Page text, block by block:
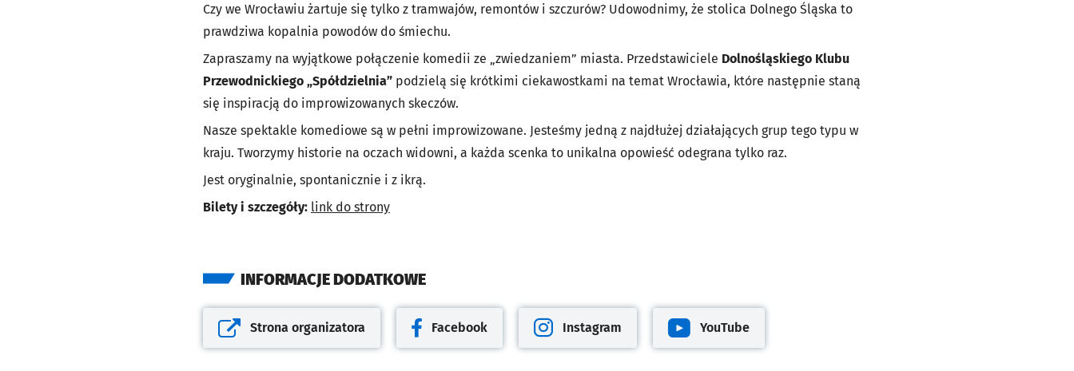
Czy we Wrocławiu żartuje się tylko z tramwajów, remontów i szczurów? Udowodnimy, że stolica Dolnego Śląska to
prawdziwa kopalnia powodów do śmiechu.
Zapraszamy na wyjątkowe połączenie komedii ze „zwiedzaniem” miasta. Przedstawiciele Dolnośląskiego Klubu
Przewodnickiego „Spółdzielnia” podzielą się krótkimi ciekawostkami na temat Wrocławia, które następnie staną
się inspiracją do improwizowanych skeczów.
Nasze spektakle komediowe są w pełni improwizowane. Jesteśmy jedną z najdłużej działających grup tego typu w
kraju. Tworzymy historie na oczach widowni, a każda scenka to unikalna opowieść odegrana tylko raz.
Jest oryginalnie, spontanicznie i z ikrą.
Bilety i szczegóły: link do strony
INFORMACJE DODATKOWE
Otwiera się w nowej karcie
Strona organizatora
Otwiera się w nowej karcie
Facebook
Otwiera się w nowej karcie
Instagram
Otwiera się w nowej karcie
YouTube